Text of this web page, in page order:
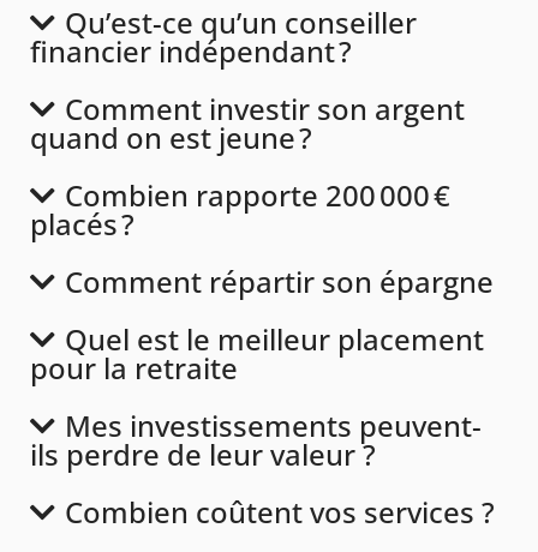
Qu’est-ce qu’un conseiller
financier indépendant ?
Comment investir son argent
quand on est jeune ?
Combien rapporte 200 000 €
placés ?
Comment répartir son épargne
Quel est le meilleur placement
pour la retraite
Mes investissements peuvent-
ils perdre de leur valeur ?
Combien coûtent vos services ?